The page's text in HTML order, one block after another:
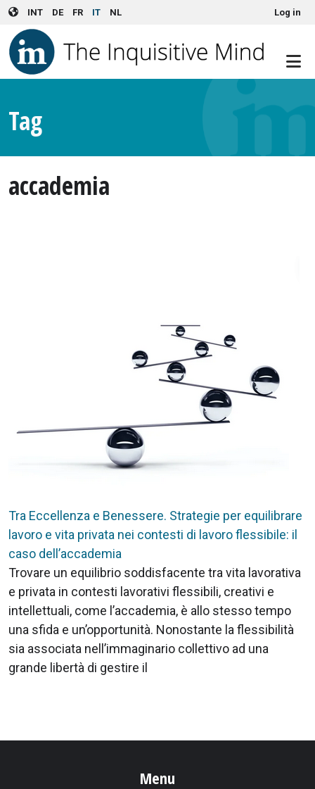
Skip to main content
INT DE FR IT NL User account menuLog in
Tag
accademia
Tra Eccellenza e Benessere. Strategie per equilibrare
lavoro e vita privata nei contesti di lavoro flessibile: il
caso dell’accademia
Trovare un equilibrio soddisfacente tra vita lavorativa
e privata in contesti lavorativi flessibili, creativi e
intellettuali, come l’accademia, è allo stesso tempo
una sfida e un’opportunità. Nonostante la flessibilità
sia associata nell’immaginario collettivo ad una
grande libertà di gestire il
Menu